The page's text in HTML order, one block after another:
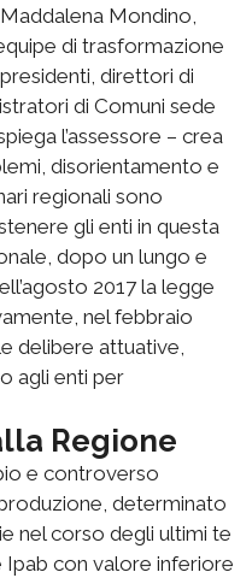
Mondino,
di trasformazione
direttori di
di Comuni sede
l’assessore – crea
disorientamento e
regionali sono
gli enti in questa
dopo un lungo e
2017 la legge
nel febbraio
delibere attuative,
agli enti per
Regione
e controverso
determinato
nel corso degli ultimi te
Ipab con valore inferiore